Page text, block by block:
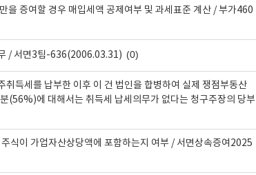
을 증여할 경우 매입세액 공제여부 및 과세표준 계산 / 부가460
/ 서면3팀-636(2006.03.31) (0)
취득세를 납부한 이후 이 건 법인을 합병하여 실제 쟁점부동산
(56%)에 대해서는 취득세 납세의무가 없다는 청구주장의 당부
식이 가업자산상당액에 포함하는지 여부 / 서면상속증여2025